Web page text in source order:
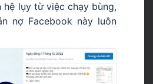
lụy từ việc chạy bùng,
nợ Facebook này luôn